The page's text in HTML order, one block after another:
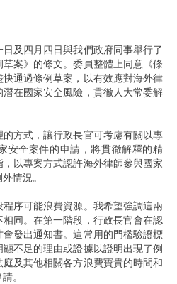
及四月四日與我們政府同事舉行了
案》的條文。委員整體上同意《條
通過條例草案，以有效應對海外律
在國家安全風險，貫徹人大常委解
方式，讓行政長官可考慮有關以專
安全案件的申請，將貫徹解釋的精
以專案方式認許海外律師參與國家
情況。
序可能浪費資源。我希望強調這兩
同。在第一階段，行政長官會在認
發出通知書。這常用的門檻驗證標
不足的理由或證據以證明出現了例
及其他相關各方浪費寶貴的時間和
。